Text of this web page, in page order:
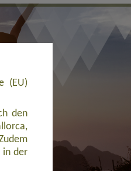
(EU)
den
in der